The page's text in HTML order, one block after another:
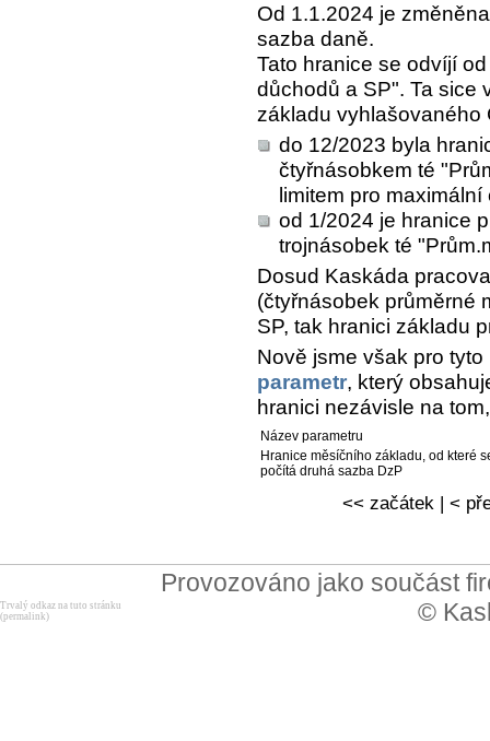
Od 1.1.2024 je
sazba daně.
Tato hranice se odvíjí
důchodů a SP". Ta sice
základu vyhlašovaného
do 12/2023 byla
čtyřnásobkem té
limitem pro maximální
od 1/2024 je hranice
trojnásobek té
Dosud Kaskáda
(čtyřnásobek průměrné
SP, tak hranici základu
Nově jsme však pro
parametr, který
hranici nezávisle na
Název parametru
Hranice měsíčního základu, od které
počítá druhá sazba DzP
<< začátek | <
Provozováno jako součást
©
Trvalý odkaz na tuto stránku
(permalink)